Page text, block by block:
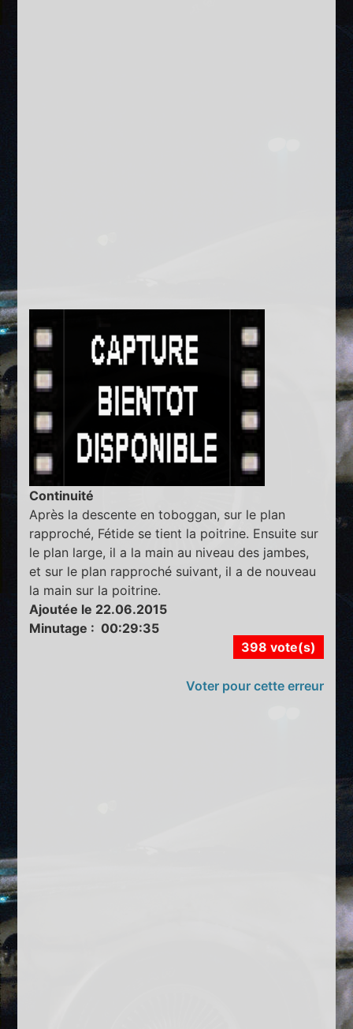
Continuité
Après la descente en toboggan, sur le plan
rapproché, Fétide se tient la poitrine. Ensuite sur
le plan large, il a la main au niveau des jambes,
et sur le plan rapproché suivant, il a de nouveau
la main sur la poitrine.
Ajoutée le 22.06.2015
Minutage : 00:29:35
398 vote(s)
Voter pour cette erreur